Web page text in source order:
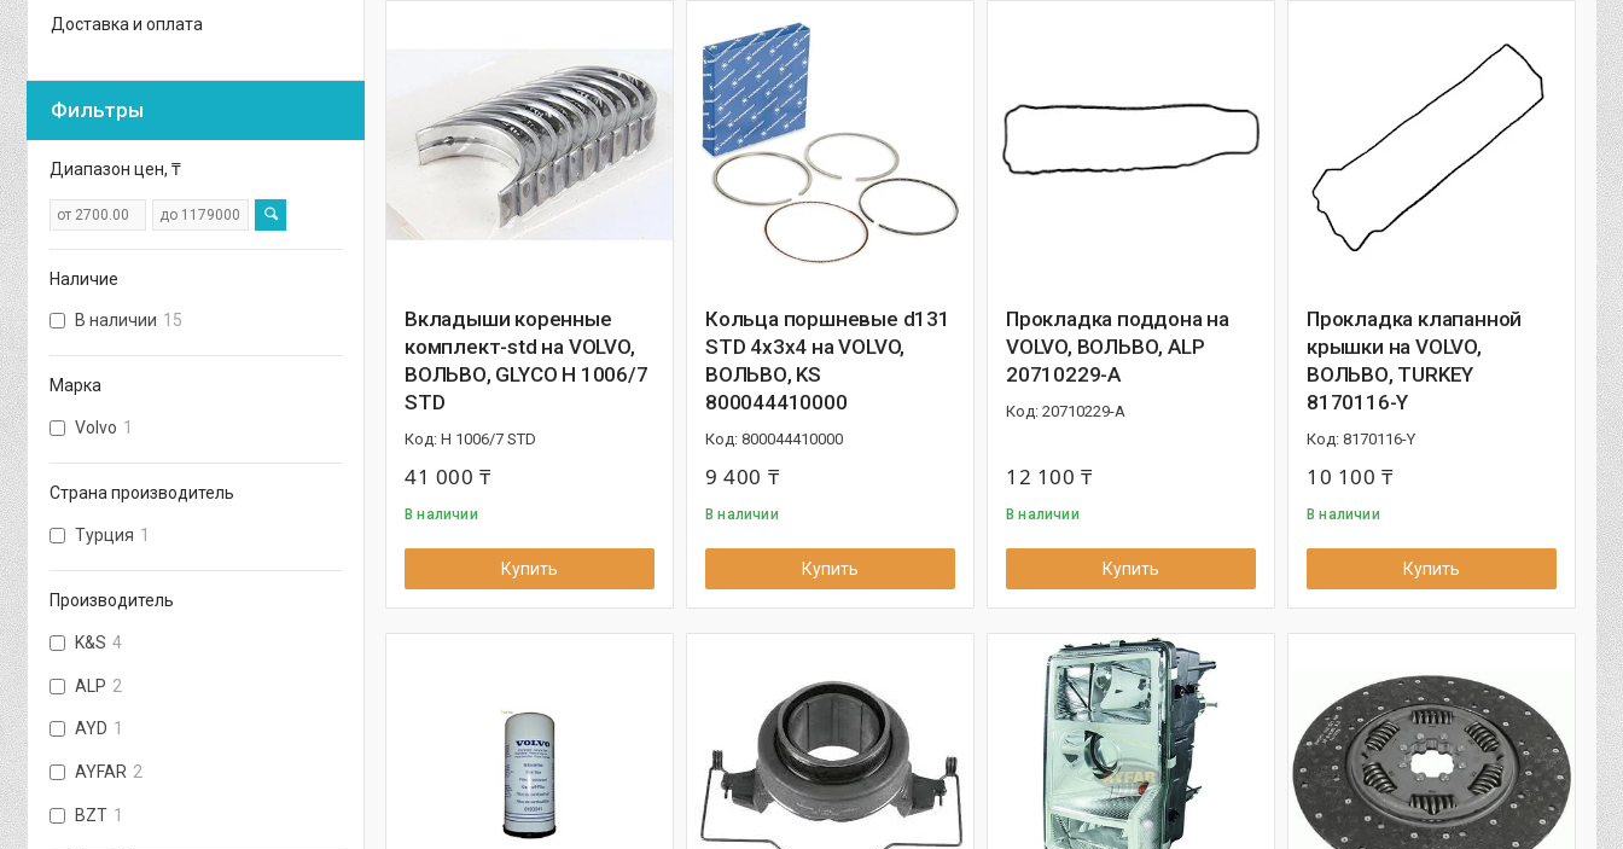
Вкладыши коренные
комплект-std на VOLVO,
ВОЛЬВО, GLYCO H 1006/7
STD
H 1006/7 STD
41 000 ₸
В наличии
Купить
Кольца поршневые d131
STD 4x3x4 на VOLVO,
ВОЛЬВО, KS
800044410000
800044410000
9 400 ₸
В наличии
Купить
Прокладка поддона на
VOLVO, ВОЛЬВО, ALP
20710229-A
20710229-A
12 100 ₸
В наличии
Купить
Прокладка клапанной
крышки на VOLVO,
ВОЛЬВО, TURKEY
8170116-Y
8170116-Y
10 100 ₸
В наличии
Купить
Доставка и оплата
Фильтры
Диапазон цен, ₸
Наличие
В наличии 15
Марка
Volvo 1
Страна производитель
Турция 1
Производитель
K&S 4
ALP 2
AYD 1
AYFAR 2
BZT 1